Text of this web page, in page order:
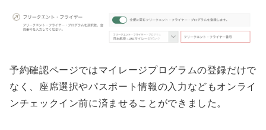
予約確認ページではマイレージプログラムの登録だけで
なく、座席選択やパスポート情報の入力などもオンライ
ンチェックイン前に済ませることができました。